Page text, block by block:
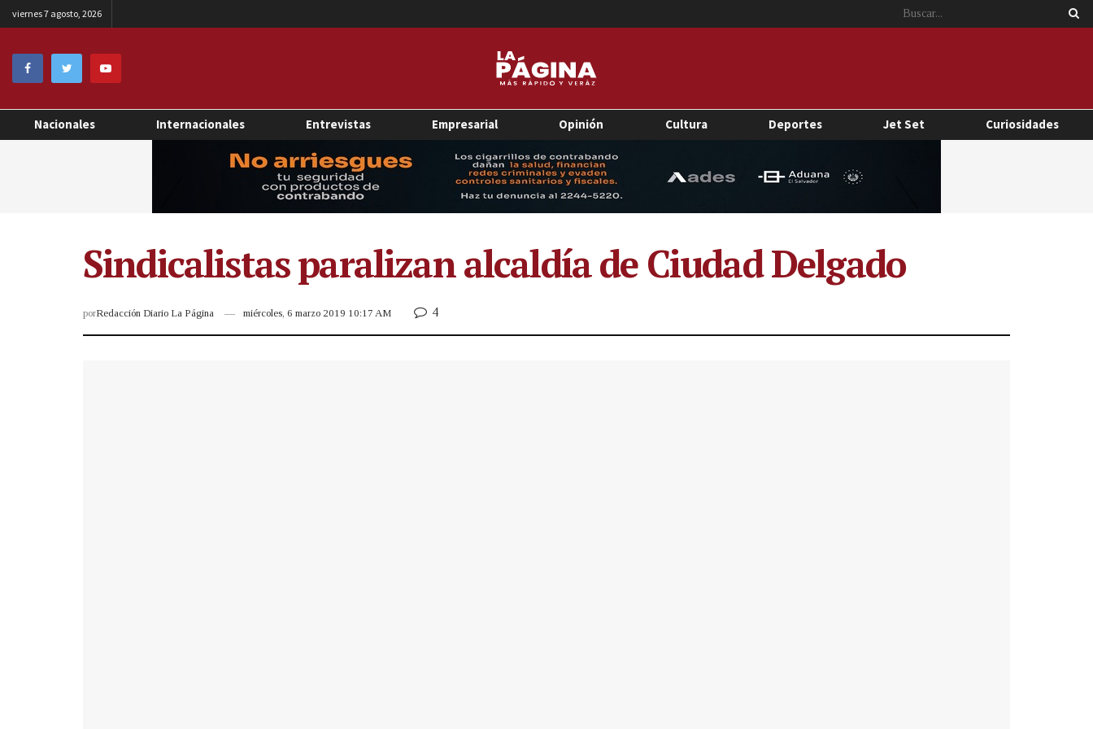
viernes 7 agosto, 2026
Nacionales Internacionales Entrevistas Empresarial Opinión Cultura Deportes Jet Set Curiosidades
Sindicalistas paralizan alcaldía de Ciudad Delgado
porRedacción Diario La Página miércoles, 6 marzo 2019 10:17 AM 4